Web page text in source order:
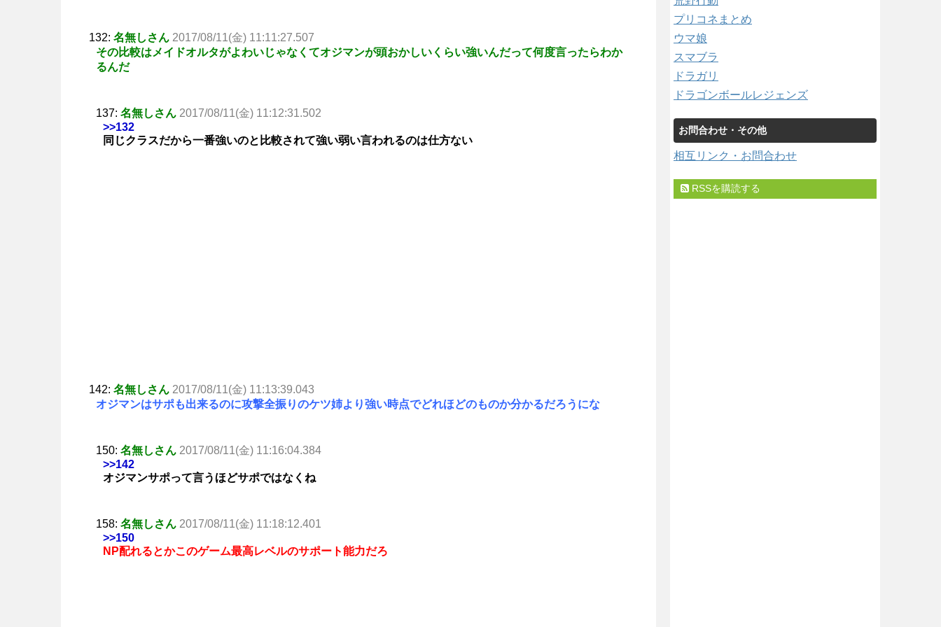
132: 名無しさん 2017/08/11(金) 11:11:27.507
その比較はメイドオルタがよわいじゃなくてオジマンが頭おかしいくらい強いんだって何度言ったらわか
るんだ
137: 名無しさん 2017/08/11(金) 11:12:31.502
>>132
同じクラスだから一番強いのと比較されて強い弱い言われるのは仕方ない
142: 名無しさん 2017/08/11(金) 11:13:39.043
オジマンはサポも出来るのに攻撃全振りのケツ姉より強い時点でどれほどのものか分かるだろうにな
150: 名無しさん 2017/08/11(金) 11:16:04.384
>>142
オジマンサポって言うほどサポではなくね
158: 名無しさん 2017/08/11(金) 11:18:12.401
>>150
NP配れるとかこのゲーム最高レベルのサポート能力だろ
プリコネまとめ
ウマ娘
スマブラ
ドラガリ
ドラゴンボールレジェンズ
お問合わせ・その他
相互リンク・お問合わせ
RSSを購読する